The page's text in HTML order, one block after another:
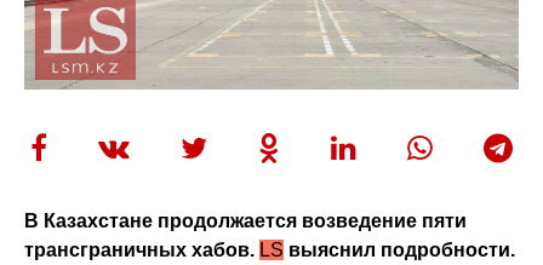
В Казахстане продолжается возведение пяти
трансграничных хабов. LS выяснил подробности.